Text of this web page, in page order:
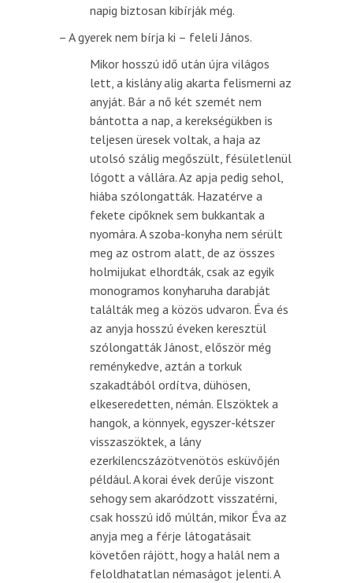
napig biztosan kibírják még.
– A gyerek nem bírja ki – feleli János.
Mikor hosszú idő után újra világos
lett, a kislány alig akarta felismerni az
anyját. Bár a nő két szemét nem
bántotta a nap, a kerekségükben is
teljesen üresek voltak, a haja az
utolsó szálig megőszült, fésületlenül
lógott a vállára. Az apja pedig sehol,
hiába szólongatták. Hazatérve a
fekete cipőknek sem bukkantak a
nyomára. A szoba-konyha nem sérült
meg az ostrom alatt, de az összes
holmijukat elhordták, csak az egyik
monogramos konyharuha darabját
találták meg a közös udvaron. Éva és
az anyja hosszú éveken keresztül
szólongatták Jánost, először még
reménykedve, aztán a torkuk
szakadtából ordítva, dühösen,
elkeseredetten, némán. Elszöktek a
hangok, a könnyek, egyszer-kétszer
visszaszöktek, a lány
ezerkilencszázötvenötös esküvőjén
például. A korai évek derűje viszont
sehogy sem akaródzott visszatérni,
csak hosszú idő múltán, mikor Éva az
anyja meg a férje látogatásait
követően rájött, hogy a halál nem a
feloldhatatlan némaságot jelenti. A